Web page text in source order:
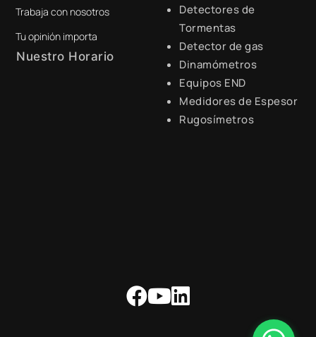
digital@zamtsu.com
Trabaja con nosotros
Tu opinión importa
Nuestro Horario
Detectores de
Tormentas
Detector de gas
Dinamómetros
Equipos END
Medidores de Espesor
Rugosímetros